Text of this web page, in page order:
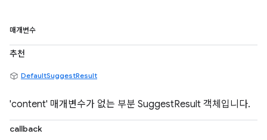
매개변수
추천
DefaultSuggestResult
'content' 매개변수가 없는 부분 SuggestResult 객체입니다.
callback